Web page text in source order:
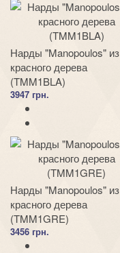
Нарды "Manopoulos" из
красного дерева
(TMM1BLA)
3947 грн.
Нарды "Manopoulos" из
красного дерева
(TMM1GRE)
3456 грн.